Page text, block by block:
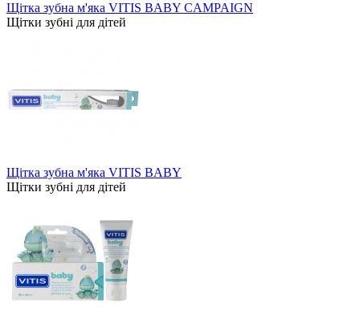
Щітка зубна м'яка VITIS BABY CAMPAIGN
Щітки зубні для дітей
Щітка зубна м'яка VITIS BABY
Щітки зубні для дітей